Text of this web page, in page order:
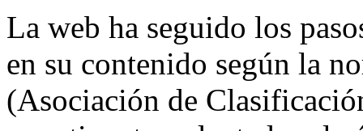
La web ha seguido los
en su contenido según la
(Asociación de